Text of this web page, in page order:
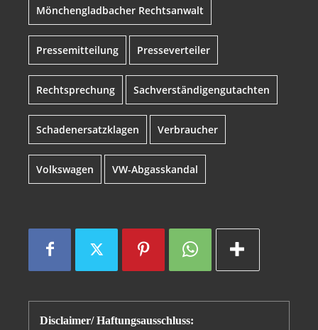
Mönchengladbacher Rechtsanwalt
Pressemitteilung Presseverteiler
Rechtsprechung Sachverständigengutachten
Schadenersatzklagen Verbraucher
Volkswagen VW-Abgasskandal
Disclaimer/ Haftungsausschluss: